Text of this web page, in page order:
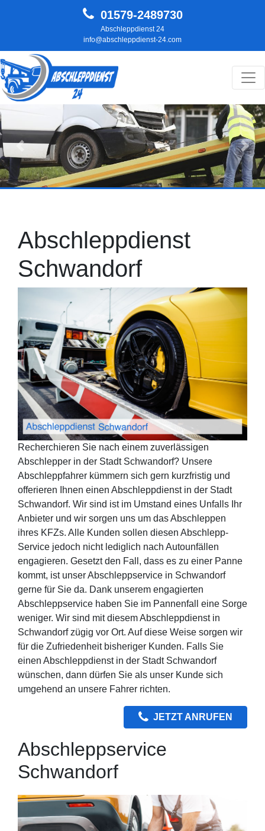
01579-2489730
Abschleppdienst 24
info@abschleppdienst-24.com
Hauptnavigation
Zurück
Abschleppdienst
Schwandorf
Recherchieren Sie nach einem zuverlässigen
Abschlepper in der Stadt Schwandorf? Unsere
Abschleppfahrer kümmern sich gern kurzfristig und
offerieren Ihnen einen Abschleppdienst in der Stadt
Schwandorf. Wir sind ist im Umstand eines Unfalls Ihr
Anbieter und wir sorgen uns um das Abschleppen
ihres KFZs. Alle Kunden sollen diesen Abschlepp-
Service jedoch nicht lediglich nach Autounfällen
engagieren. Gesetzt den Fall, dass es zu einer Panne
kommt, ist unser Abschleppservice in Schwandorf
gerne für Sie da. Dank unserem engagierten
Abschleppservice haben Sie im Pannenfall eine Sorge
weniger. Wir sind mit diesem Abschleppdienst in
Schwandorf zügig vor Ort. Auf diese Weise sorgen wir
für die Zufriedenheit bisheriger Kunden. Falls Sie
einen Abschleppdienst in der Stadt Schwandorf
wünschen, dann dürfen Sie als unser Kunde sich
umgehend an unsere Fahrer richten.
JETZT ANRUFEN
Abschleppservice
Schwandorf